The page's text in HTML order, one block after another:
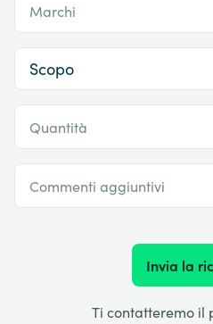
Marchi
Quantità
Commenti aggiuntivi
Invia la
Ti contatteremo il